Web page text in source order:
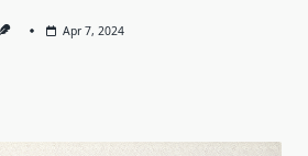
Apr 7, 2024